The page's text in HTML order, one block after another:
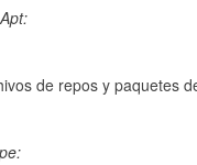
de repos y paquetes